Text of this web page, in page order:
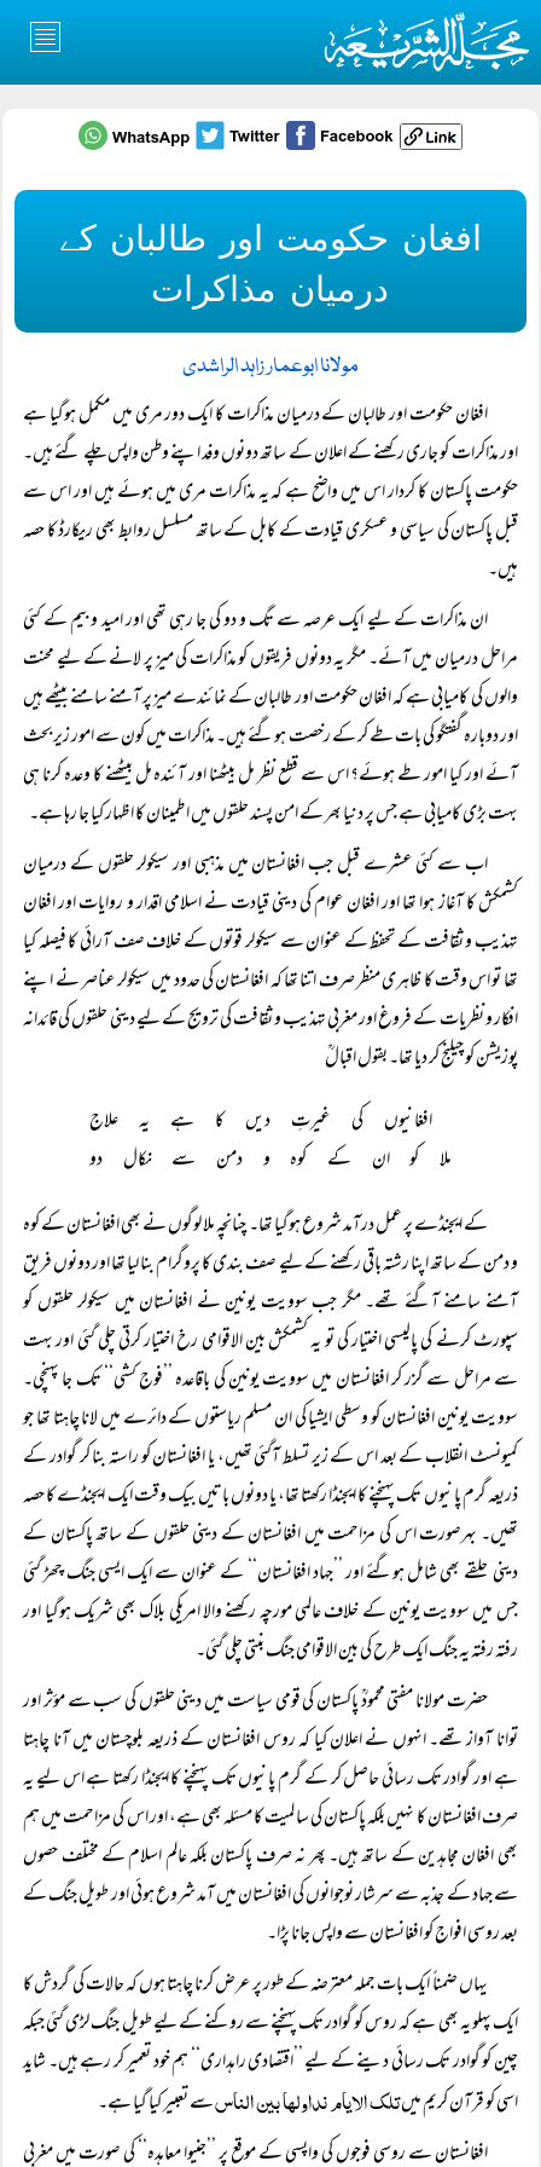
افغان حکومت اور طالبان کے
درمیان مذاکرات
مولانا ابوعمار زاہد الراشدی
افغان حکومت اور طالبان کے درمیان مذاکرات کا ایک دور مری میں مکمل ہوگیا ہے
اور مذاکرات کو جاری رکھنے کے اعلان کے ساتھ دونوں وفد اپنے وطن واپس چلے گئے ہیں۔
حکومت پاکستان کا کردار اس میں واضح ہے کہ یہ مذاکرات مری میں ہوئے ہیں اور اس سے
قبل پاکستان کی سیاسی و عسکری قیادت کے کابل کے ساتھ مسلسل روابط بھی ریکارڈ کا حصہ
ہیں۔
ان مذاکرات کے لیے ایک عرصہ سے تگ و دو کی جا رہی تھی اور امید و بیم کے کئی
مراحل درمیان میں آئے۔ مگر یہ دونوں فریقوں کو مذاکرات کی میز پر لانے کے لیے محنت
والوں کی کامیابی ہے کہ افغان حکومت اور طالبان کے نمائندے میز پر آمنے سامنے بیٹھے ہیں
اور دوبارہ گفتگو کی بات طے کر کے رخصت ہوگئے ہیں۔ مذاکرات میں کون سے امور زیر بحث
آئے اور کیا امور طے ہوئے؟ اس سے قطع نظر مل بیٹھنا اور آئندہ مل بیٹھنے کا وعدہ کرنا ہی
بہت بڑی کامیابی ہے جس پر دنیا بھر کے امن پسند حلقوں میں اطمینان کا اظہار کیا جا رہا ہے۔
اب سے کئی عشرے قبل جب افغانستان میں مذہبی اور سیکولر حلقوں کے درمیان
کشمکش کا آغاز ہوا تھا اور افغان عوام کی دینی قیادت نے اسلامی اقدار و روایات اور افغان
تہذیب و ثقافت کے تحفظ کے عنوان سے سیکولر قوتوں کے خلاف صف آرائی کا فیصلہ کیا
تھا تو اس وقت کا ظاہری منظر صرف اتنا تھا کہ افغانستان کی حدود میں سیکولر عناصر نے اپنے
افکار و نظریات کے فروغ اور مغربی تہذیب و ثقافت کی ترویج کے لیے دینی حلقوں کی قائدانہ
پوزیشن کو چیلنج کر دیا تھا۔ بقول اقبالؒ
افغانیوں کی غیرتِ دیں کا ہے یہ علاج
ملا کو ان کے کوہ و دمن سے نکال دو
کے ایجنڈے پر عمل درآمد شروع ہوگیا تھا۔ چنانچہ ملا لوگوں نے بھی افغانستان کے کوہ
و دمن کے ساتھ اپنا رشتہ باقی رکھنے کے لیے صف بندی کا پروگرام بنا لیا تھا اور دونوں فریق
آمنے سامنے آگئے تھے۔ مگر جب سوویت یونین نے افغانستان میں سیکولر حلقوں کو
سپورٹ کرنے کی پالیسی اختیار کی تو یہ کشمکش بین الاقوامی رخ اختیار کرتی چلی گئی اور بہت
سے مراحل سے گزر کر افغانستان میں سوویت یونین کی باقاعدہ ’’فوج کشی‘‘ تک جا پہنچی۔
سوویت یونین افغانستان کو وسطی ایشیا کی ان مسلم ریاستوں کے دائرے میں لانا چاہتا تھا جو
کمیونسٹ انقلاب کے بعد اس کے زیر تسلط آگئی تھیں، یا افغانستان کو راستہ بنا کر گوادر کے
ذریعہ گرم پانیوں تک پہنچنے کا ایجنڈا رکھتا تھا، یا دونوں باتیں بیک وقت ایک ایجنڈے کا حصہ
تھیں۔ بہرصورت اس کی مزاحمت میں افغانستان کے دینی حلقوں کے ساتھ پاکستان کے
دینی حلقے بھی شامل ہوگئے اور ’’جہاد افغانستان‘‘ کے عنوان سے ایک ایسی جنگ چھڑ گئی
جس میں سوویت یونین کے خلاف عالمی مورچہ رکھنے والا امریکی بلاک بھی شریک ہوگیا اور
رفتہ رفتہ یہ جنگ ایک طرح کی بین الاقوامی جنگ بنتی چلی گئی۔
حضرت مولانا مفتی محمودؒ پاکستان کی قومی سیاست میں دینی حلقوں کی سب سے مؤثر اور
توانا آواز تھے۔ انہوں نے اعلان کیا کہ روس افغانستان کے ذریعہ بلوچستان میں آنا چاہتا
ہے اور گوادر تک رسائی حاصل کر کے گرم پانیوں تک پہنچنے کا ایجنڈا رکھتا ہے اس لیے یہ
صرف افغانستان کا نہیں بلکہ پاکستان کی سا لمیت کا مسئلہ بھی ہے، اور اس کی مزاحمت میں ہم
بھی افغان مجاہدین کے ساتھ ہیں۔ پھر نہ صرف پاکستان بلکہ عالم اسلام کے مختلف حصوں
سے جہاد کے جذبہ سے سرشار نوجوانوں کی افغانستان میں آمد شروع ہوئی اور طویل جنگ کے
بعد روسی افواج کو افغانستان سے واپس جانا پڑا۔
یہاں ضمناً ایک بات جملہ معترضہ کے طور پر عرض کرنا چاہتا ہوں کہ حالات کی گردش کا
ایک پہلو یہ بھی ہے کہ روس کو گوادر تک پہنچنے سے روکنے کے لیے طویل جنگ لڑی گئی جبکہ
چین کو گوادر تک رسائی دینے کے لیے ’’اقتصادی راہداری‘‘ ہم خود تعمیر کر رہے ہیں۔ شاید
اسی کو قرآن کریم میںتلک الایام نداولھا بین الناسسے تعبیر کیا گیا ہے۔
افغانستان سے روسی فوجوں کی واپسی کے موقع پر ’’جنیوا معاہدہ‘‘ کی صورت میں مغربی